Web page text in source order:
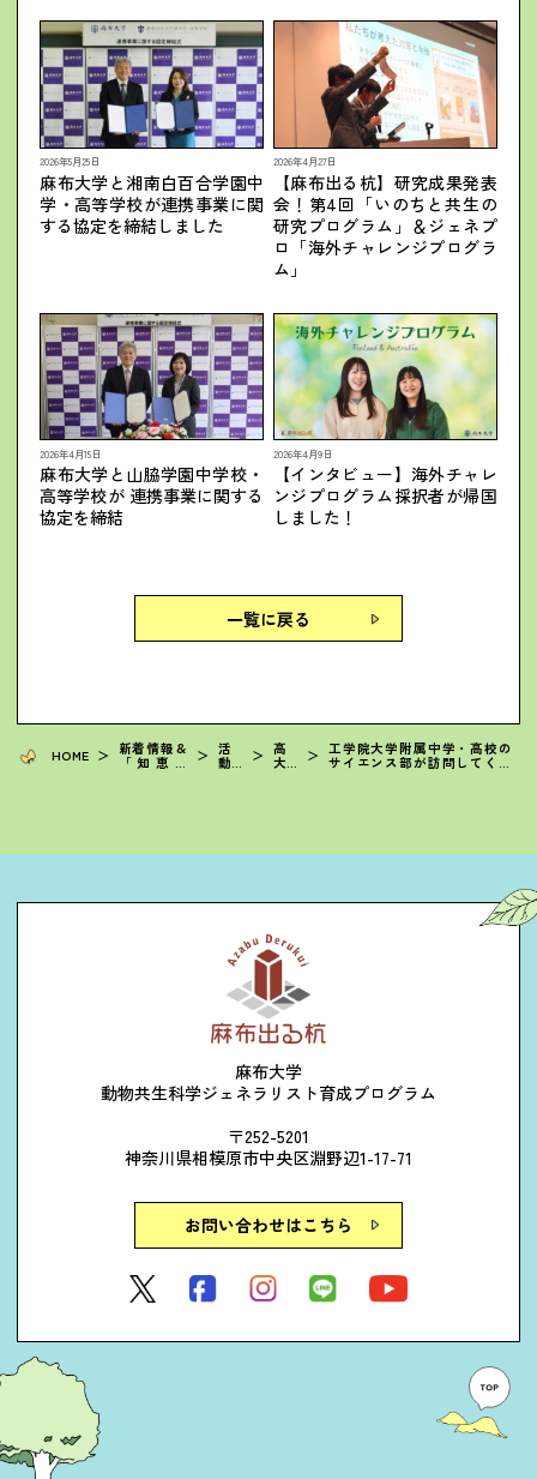
2026年5月25日
麻布大学と湘南白百合学園中
学・高等学校が連携事業に関
する協定を締結しました
2026年4月27日
【麻布出る杭】研究成果発表
会！第4回「いのちと共生の
研究プログラム」＆ジェネプ
ロ「海外チャレンジプログラ
ム」
2026年4月15日
麻布大学と山脇学園中学校・
高等学校が 連携事業に関する
協定を締結
2026年4月9日
【インタビュー】海外チャレ
ンジプログラム採択者が帰国
しました！
一覧に戻る
HOME ＞
新着情報＆
「知恵の
＞ 活
動
＞ 高
大
＞
工学院大学附属中学・高校の
サイエンス部が訪問してくれ
麻布大学
動物共生科学ジェネラリスト育成プログラム
〒252-5201
神奈川県相模原市中央区淵野辺1-17-71
お問い合わせはこちら